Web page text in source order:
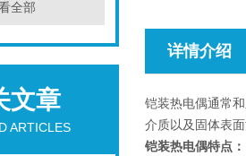
全部
文章
ARTICLES
详情介绍
铠装热电偶通常
介质以及固体表
铠装热电偶特点：